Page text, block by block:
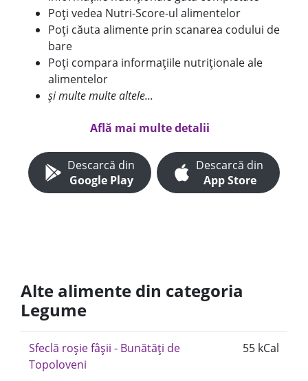
Poți vedea Nutri-Score-ul alimentelor
Poți căuta alimente prin scanarea codului de
bare
Poți compara informațiile nutriționale ale
alimentelor
și multe multe altele...
Află mai multe detalii
Descarcă din
Google Play
Descarcă din
App Store
Alte alimente din categoria
Legume
Sfeclă roșie fâșii - Bunătăți de
Topoloveni
55 kCal